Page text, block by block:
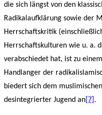
die sich längst von den
Radikalaufklärung sowie der
Herrschaftskritik
Herrschaftskulturen wie u. a.
verabschiedet hat, ist zu
Handlanger der
biedert sich dem
desintegrierter Jugend an[7] .